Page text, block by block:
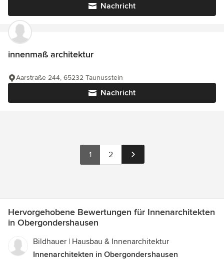
Nachricht
innenmaß architektur
Nachricht
Aarstraße 244, 65232 Taunusstein
1 2
Hervorgehobene Bewertungen für Innenarchitekten
in Obergondershausen
Bildhauer | Hausbau & Innenarchitektur
Innenarchitekten in Obergondershausen